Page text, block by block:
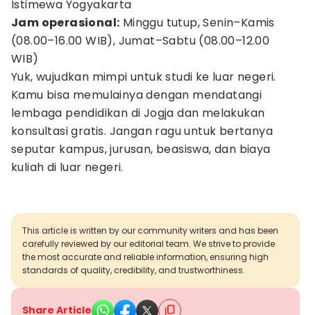
Istimewa Yogyakarta
Jam operasional: Minggu tutup, Senin–Kamis
(08.00–16.00 WIB), Jumat–Sabtu (08.00–12.00
WIB)
Yuk, wujudkan mimpi untuk studi ke luar negeri.
Kamu bisa memulainya dengan mendatangi
lembaga pendidikan di Jogja dan melakukan
konsultasi gratis. Jangan ragu untuk bertanya
seputar kampus, jurusan, beasiswa, dan biaya
kuliah di luar negeri.
This article is written by our community writers and has been
carefully reviewed by our editorial team. We strive to provide
the most accurate and reliable information, ensuring high
standards of quality, credibility, and trustworthiness.
Share Article